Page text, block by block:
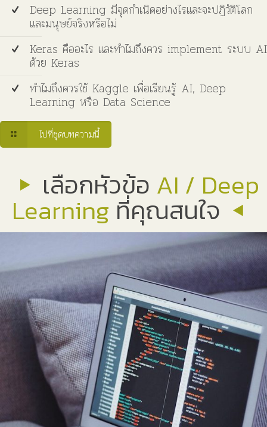
Deep Learning มีจุดกำเนิดอย่างไรและจะปฏิวัติโลก
และมนุษย์จริงหรือไม่
Keras คืออะไร และทำไมถึงควร implement ระบบ AI
ด้วย Keras
ทำไมถึงควรใช้ Kaggle เพื่อเรียนรู้ AI, Deep
Learning หรือ Data Science
ไปที่ชุดบทความนี้
เลือกหัวข้อ AI / Deep
Learning ที่คุณสนใจ